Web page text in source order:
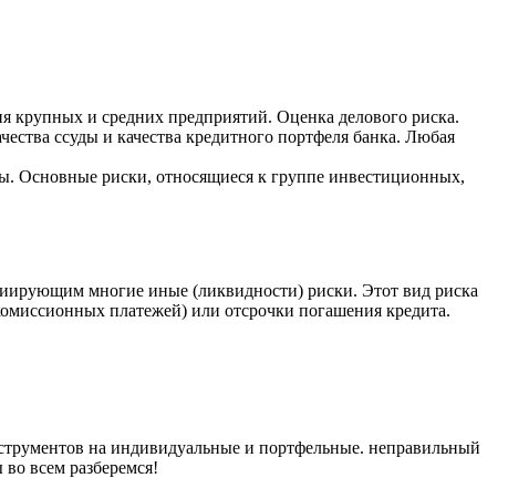
крупных и средних предприятий. Оценка делового риска.
ссуды и качества кредитного портфеля банка. Любая
Основные риски, относящиеся к группе инвестиционных,
многие иные (ликвидности) риски. Этот вид риска
платежей) или отсрочки погашения кредита.
на индивидуальные и портфельные. неправильный
всем разберемся!